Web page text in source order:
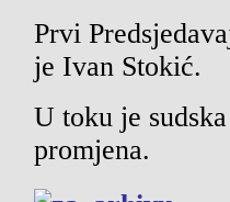
Prvi
je Ivan Stokić.
U toku je
promjena.